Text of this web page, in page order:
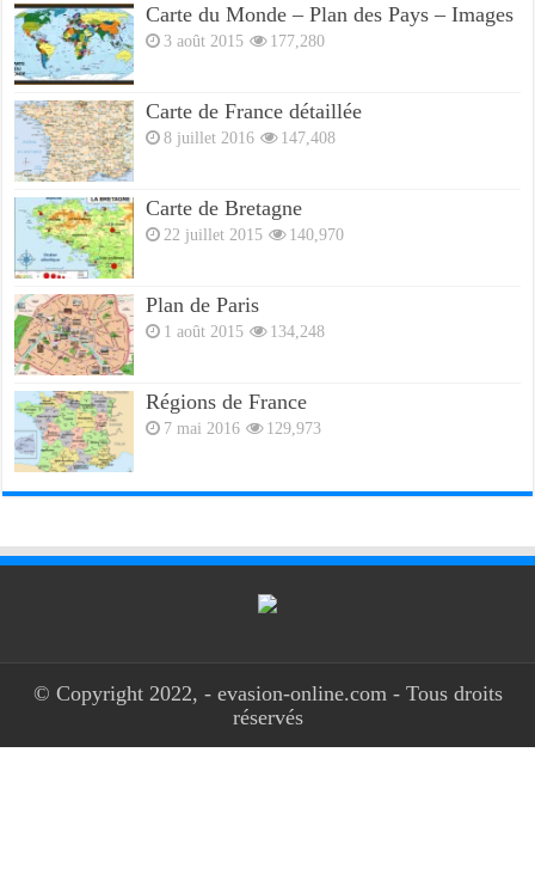
Carte du Monde – Plan des Pays – Images
3 août 2015 177,280
Carte de France détaillée
8 juillet 2016 147,408
Carte de Bretagne
22 juillet 2015 140,970
Plan de Paris
1 août 2015 134,248
Régions de France
7 mai 2016 129,973
© Copyright 2022, - evasion-online.com - Tous droits
réservés